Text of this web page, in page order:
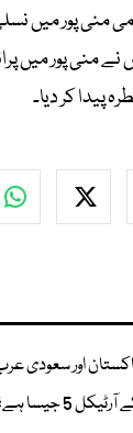
منی پور میں
منی پور میں
پیدا کر دیا۔
اور سعودی
5 جیسا ہے؛ ترک وزیر خارجہ